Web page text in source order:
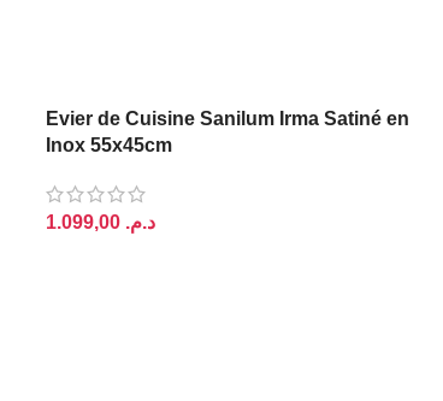
Evier de Cuisine Sanilum Irma Satiné en
Inox 55x45cm
د.م.